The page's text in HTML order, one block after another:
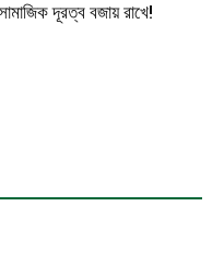
দূরত্ব বজায় রাখে!